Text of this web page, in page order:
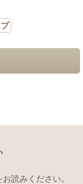
読みください。